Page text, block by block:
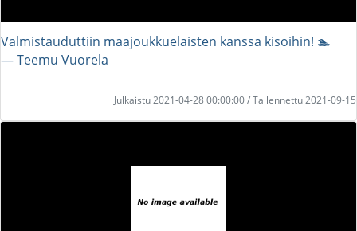
Valmistauduttiin maajoukkuelaisten kanssa kisoihin! 🏊
― Teemu Vuorela
Julkaistu 2021-04-28 00:00:00 / Tallennettu 2021-09-15